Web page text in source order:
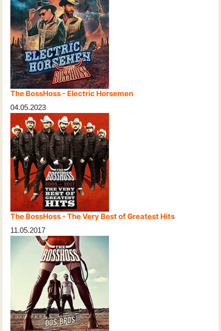
The BossHoss - Electric Horsemen
04.05.2023
The BossHoss - The Very Best of Greatest Hits
11.05.2017